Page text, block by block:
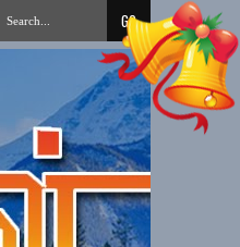
சாம்பியன்ஷிப் சுற்றுப்போட்டி -